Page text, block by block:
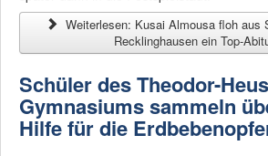
Weiterlesen: Kusai Almousa floh aus
Recklinghausen ein Top-
Schüler des Theodor-
Gymnasiums sammeln
Hilfe für die